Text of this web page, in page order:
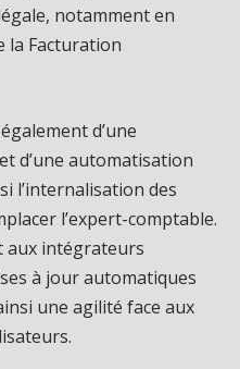
notamment en
la Facturation
d’une
d’une automatisation
l’internalisation des
l’expert-comptable.
aux intégrateurs
à jour automatiques
une agilité face aux